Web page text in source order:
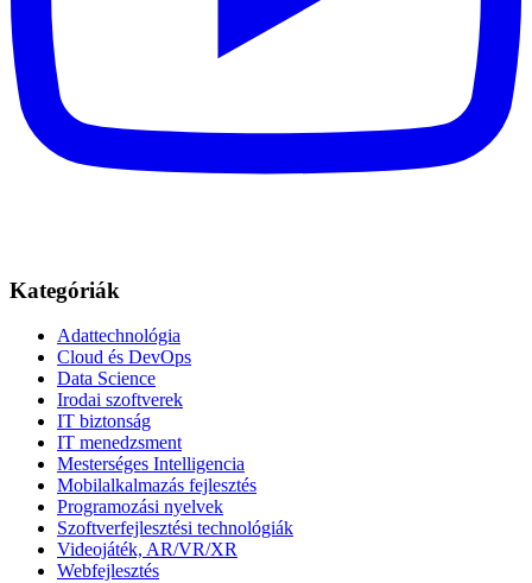
Kategóriák
Adattechnológia
Cloud és DevOps
Data Science
Irodai szoftverek
IT biztonság
IT menedzsment
Mesterséges Intelligencia
Mobilalkalmazás fejlesztés
Programozási nyelvek
Szoftverfejlesztési technológiák
Videojáték, AR/VR/XR
Webfejlesztés